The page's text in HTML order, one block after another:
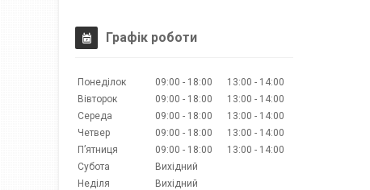
Графік роботи
Понеділок 09:00 18:00 13:00
14:00
Вівторок
09:00 18:00 13:00
14:00
Середа
09:00 18:00 13:00
14:00
Четвер
09:00 18:00 13:00
14:00
Пʼятниця
09:00 18:00 13:00
14:00
Субота
Вихідний
Неділя
Вихідний